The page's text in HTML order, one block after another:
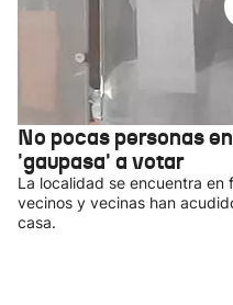
No pocas personas
'gaupasa' a votar
La localidad se encuentra en
vecinos y vecinas han
casa.